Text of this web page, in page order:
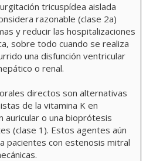
tricuspídea aislada
razonable (clase 2a)
y reducir las hospitalizaciones
sobre todo cuando se realiza
una disfunción ventricular
o renal.
directos son alternativas
de la vitamina K en
auricular o una bioprótesis
(clase 1). Estos agentes aún
pacientes con estenosis mitral